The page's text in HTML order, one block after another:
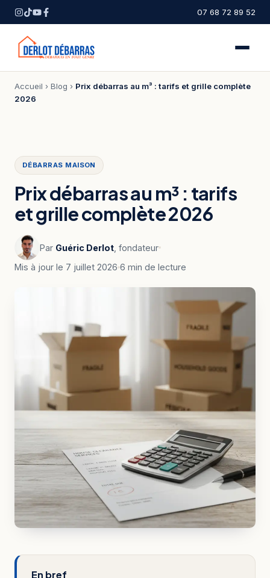
07 68 72 89 52
Accueil › Blog › Prix débarras au m³ : tarifs et grille complète
2026
DÉBARRAS MAISON
Prix débarras au m³ : tarifs
et grille complète 2026
Par Guéric Derlot , fondateur
Mis à jour le 7 juillet 2026 6 min de lecture
En bref